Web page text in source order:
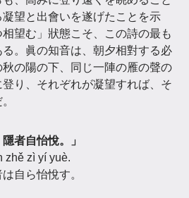
望と出會いを遂げたことを示
望む」狀態こそ、この詩の最も
。眞の知音は、朝夕相對する必
の陽の下、同じ一陣の雁の聲の
り、それぞれが凝望すれば、そ
者自怡悅。」
zhě zì yí yuè.
自ら怡悅す。